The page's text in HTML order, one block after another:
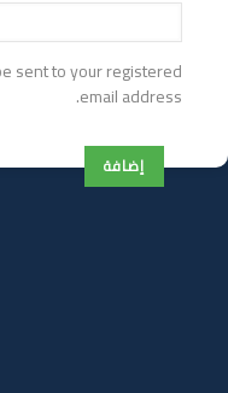
sent to your registered
email address.